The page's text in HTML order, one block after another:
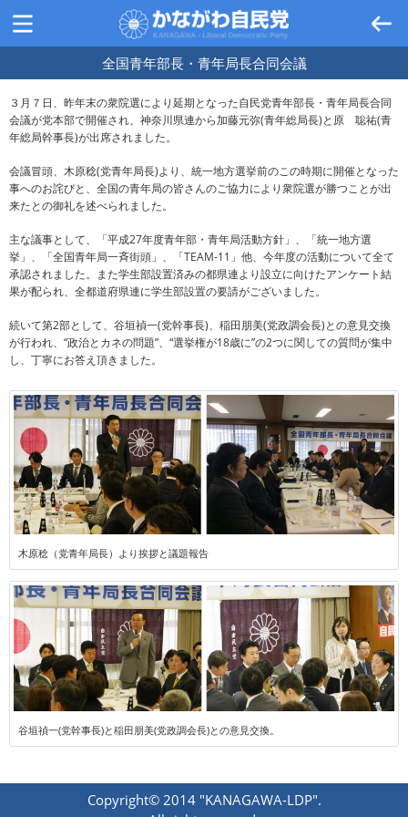
全国青年部長・青年局長合同会議
３月７日、昨年末の衆院選により延期となった自民党青年部長・青年局長合同
会議が党本部で開催され、神奈川県連から加藤元弥(青年総局長)と原 聡祐(青
年総局幹事長)が出席されました。
会議冒頭、木原稔(党青年局長)より、統一地方選挙前のこの時期に開催となった
事へのお詫びと、全国の青年局の皆さんのご協力により衆院選が勝つことが出
来たとの御礼を述べられました。
主な議事として、「平成27年度青年部・青年局活動方針」、「統一地方選
挙」、「全国青年局一斉街頭」、「TEAM-11」他、今年度の活動について全て
承認されました。また学生部設置済みの都県連より設立に向けたアンケート結
果が配られ、全都道府県連に学生部設置の要請がございました。
続いて第2部として、谷垣禎一(党幹事長)、稲田朋美(党政調会長)との意見交換
が行われ、“政治とカネの問題”、“選挙権が18歳に”の2つに関しての質問が集中
し、丁寧にお答え頂きました。
木原稔（党青年局長）より挨拶と議題報告
谷垣禎一(党幹事長)と稲田朋美(党政調会長)との意見交換。
Copyright© 2014 "KANAGAWA-LDP".